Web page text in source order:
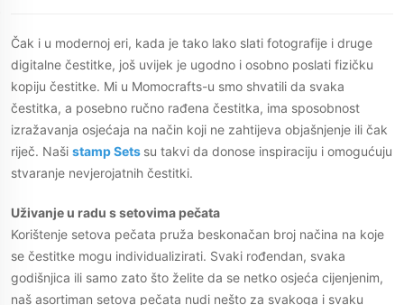
Čak i u modernoj eri, kada je tako lako slati fotografije i druge
digitalne čestitke, još uvijek je ugodno i osobno poslati fizičku
kopiju čestitke. Mi u Momocrafts-u smo shvatili da svaka
čestitka, a posebno ručno rađena čestitka, ima sposobnost
izražavanja osjećaja na način koji ne zahtijeva objašnjenje ili čak
riječ. Naši stamp Sets su takvi da donose inspiraciju i omogućuju
stvaranje nevjerojatnih čestitki.
Uživanje u radu s setovima pečata
Korištenje setova pečata pruža beskonačan broj načina na koje
se čestitke mogu individualizirati. Svaki rođendan, svaka
godišnjica ili samo zato što želite da se netko osjeća cijenjenim,
naš asortiman setova pečata nudi nešto za svakoga i svaku